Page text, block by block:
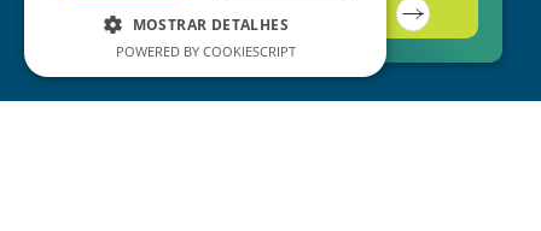
MOSTRAR DETALHES
POWERED BY COOKIESCRIPT